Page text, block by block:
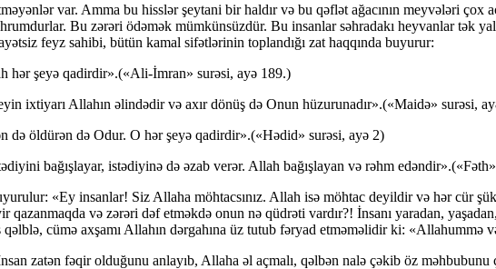
var. Amma bu hisslər şeytani bir haldır və bu qəflət ağacının meyvələri
Bu zərəri ödəmək mümkünsüzdür. Bu insanlar səhradakı heyvanlar tək
feyz sahibi, bütün kamal sifətlərinin toplandığı zat haqqında buyurur:
hər şeyə qadirdir».(«Ali-İmran» surəsi, ayə 189.)
ixtiyarı Allahın əlindədir və axır dönüş də Onun hüzurunadır».(«Maidə» surəsi,
öldürən də Odur. O hər şeyə qadirdir».(«Hədid» surəsi, ayə 2)
bağışlayar, istədiyinə də əzab verər. Allah bağışlayan və rəhm
«Ey insanlar! Siz Allaha möhtacsınız. Allah isə möhtac deyildir və hər cür
və zərəri dəf etməkdə onun nə qüdrəti vardır?! İnsanı yaradan,
cümə axşamı Allahın dərgahına üz tutub fəryad etməməlidir ki: «Allahummə
zatən fəqir olduğunu anlayıb, Allaha əl açmalı, qəlbən nalə çəkib öz məhbubunu